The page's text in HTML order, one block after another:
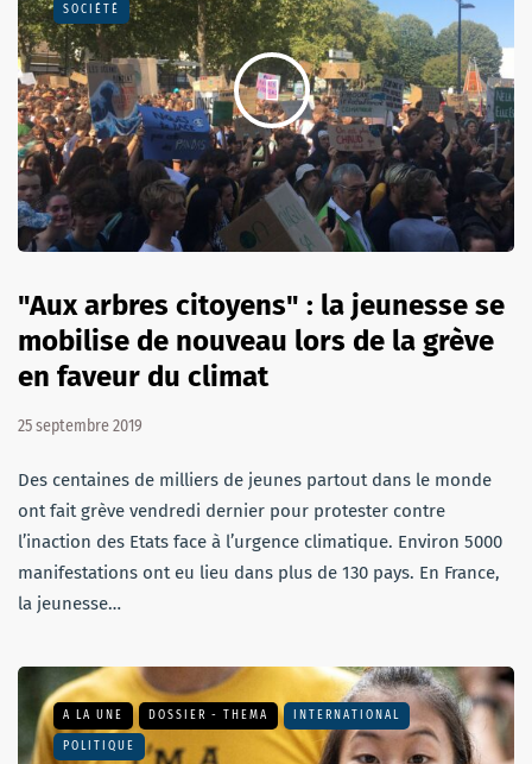
SOCIÉTÉ
"Aux arbres citoyens" : la jeunesse se
mobilise de nouveau lors de la grève
en faveur du climat
25 septembre 2019
Des centaines de milliers de jeunes partout dans le monde
ont fait grève vendredi dernier pour protester contre
l’inaction des Etats face à l’urgence climatique. Environ 5000
manifestations ont eu lieu dans plus de 130 pays. En France,
la jeunesse…
A LA UNE DOSSIER - THEMA INTERNATIONAL
POLITIQUE